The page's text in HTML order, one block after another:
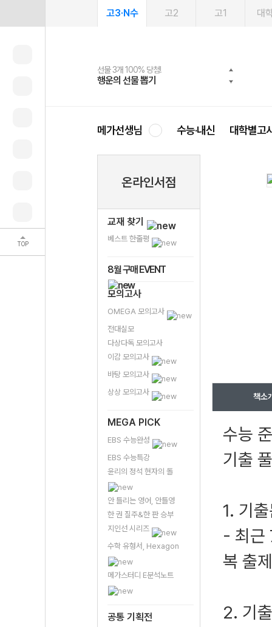
TOP
고3·N수 고2 고1 대
선물 3개 100% 당첨!
행운의 선물 뽑기
선물 100% 증정!
메가스터디 X 올리브
여름방학 스터디 캐시백
메가런 썸머스쿨
2027 러셀 단과
강사 공개선발
스마트러닝앱
설문 EVENT
메가패스
3일 무료 체험권
메가패스 수강생 무료혜택!
메가클럽 멤버십
사회공헌 캠페인
희망이룸 메가나눔
메가선생님 수능·내신 대학별고
온라인서점
교재 찾기
베스트 한줄평
8월 구매 EVENT
모의고사
OMEGA 모의고사
전대실모
다상다독 모의고사
이감 모의고사
바탕 모의고사
상상 모의고사
MEGA PICK
EBS 수능완성
EBS 수능특강
윤리의 정석 현자의 돌
안 틀리는 영어, 안틀영
한 권 질주&한 판 승부
지인선 시리즈
수학 유형서, Hexagon
메가스터디 E분석노트
공통 기획전
책소
수능
기출
1. 기
- 최근
복 출
2. 기